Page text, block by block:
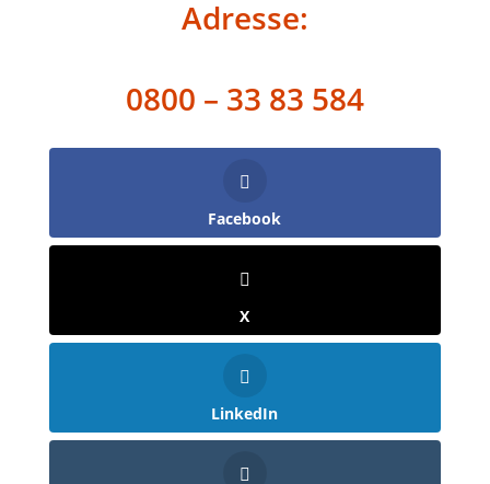
Adresse:
0800 – 33 83 584
Facebook
X
LinkedIn